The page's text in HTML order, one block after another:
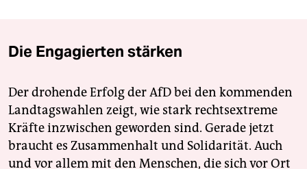
Die Engagierten stärken
Der drohende Erfolg der AfD bei den kommenden
Landtagswahlen zeigt, wie stark rechtsextreme
Kräfte inzwischen geworden sind. Gerade jetzt
braucht es Zusammenhalt und Solidarität. Auch
und vor allem mit den Menschen, die sich vor Ort